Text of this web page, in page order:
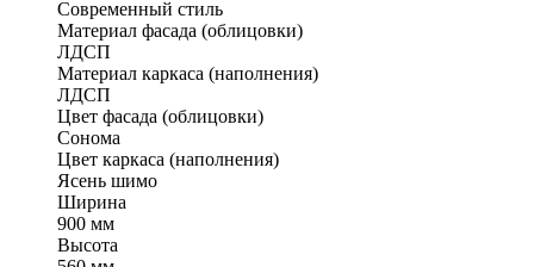
Современный стиль
Материал фасада (облицовки)
ЛДСП
Материал каркаса (наполнения)
ЛДСП
Цвет фасада (облицовки)
Сонома
Цвет каркаса (наполнения)
Ясень шимо
Ширина
900 мм
Высота